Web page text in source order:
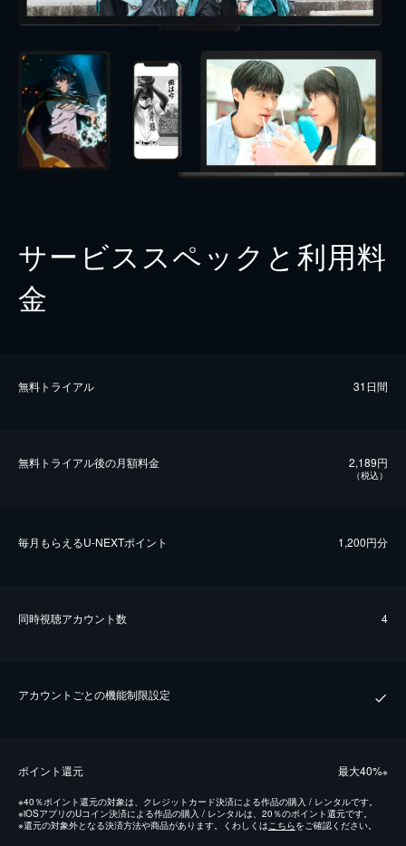
サービススペックと利用料
金
無料トライアル 31日間
無料トライアル後の⽉額料金 2,189円
（税込）
毎⽉もらえるU-NEXTポイント 1,200円分
同時視聴アカウント数 4
アカウントごとの機能制限設定
ポイント還元 最⼤40%※
※40％ポイント還元の対象は、クレジットカード決済による作品の購入 / レンタルです。
※iOSアプリのUコイン決済による作品の購入 / レンタルは、20％のポイント還元です。
※還元の対象外となる決済方法や商品があります。くわしくはこちらをご確認ください。